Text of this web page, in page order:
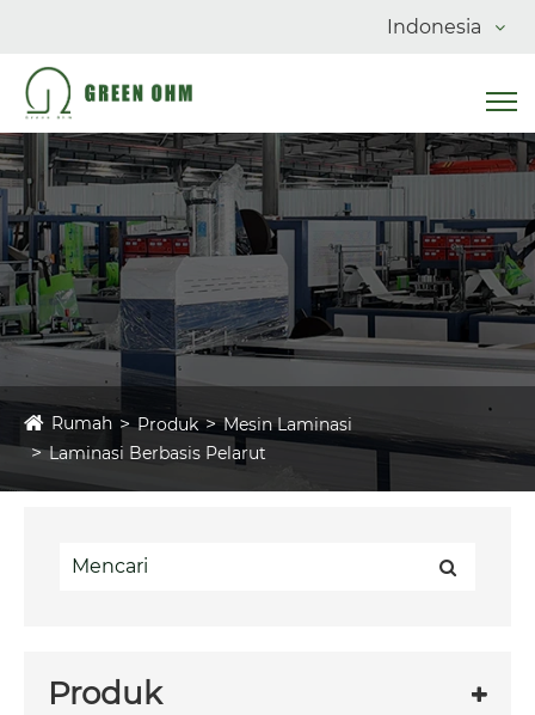
Indonesia
Rumah Produk
Mesin Laminasi
Laminasi Berbasis Pelarut
Produk